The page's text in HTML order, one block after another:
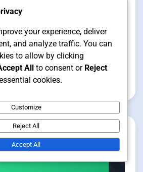
Drops: Cronologia
Idoneità ai Drop,
degli spettatori
02/2026
your experience, deliver
and analyze traffic. You can
to allow by clicking
All to consent or Reject
cookies.
Customize
Reject All
Accept All